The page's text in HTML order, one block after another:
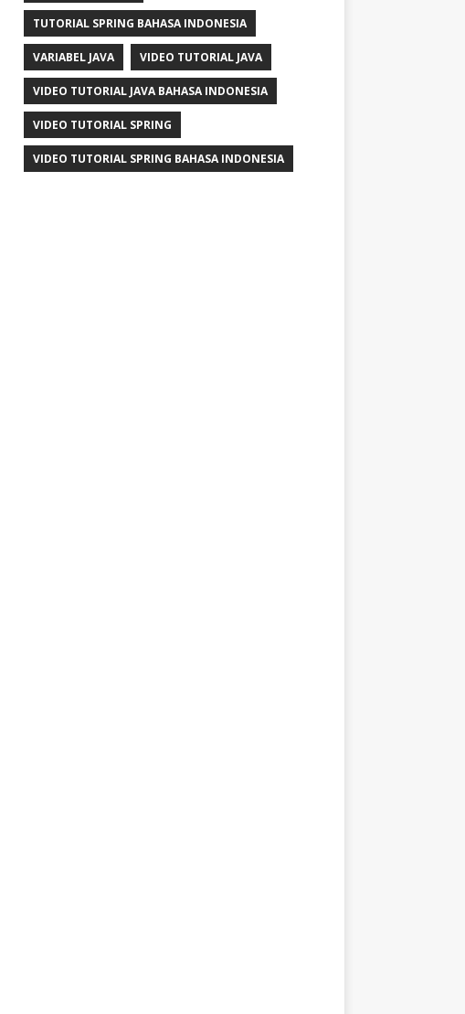
TUTORIAL SPRING BAHASA INDONESIA
VARIABEL JAVA VIDEO TUTORIAL JAVA
VIDEO TUTORIAL JAVA BAHASA INDONESIA
VIDEO TUTORIAL SPRING
VIDEO TUTORIAL SPRING BAHASA INDONESIA